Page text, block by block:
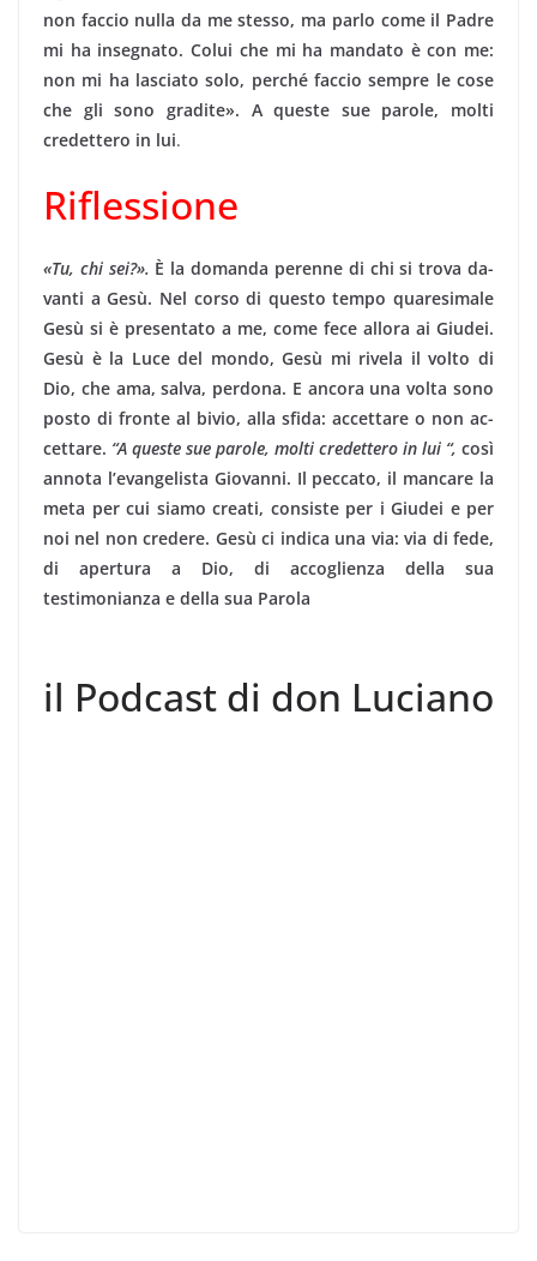
non faccio nulla da me stesso, ma parlo come il Padre
mi ha insegnato. Colui che mi ha mandato è con me:
non mi ha lasciato solo, perché faccio sempre le cose
che gli sono gradite». A queste sue parole, molti
credettero in lui.
Riflessione
«Tu, chi sei?». È la domanda perenne di chi si trova da­
vanti a Gesù. Nel corso di questo tempo quaresimale
Gesù si è presentato a me, come fece allora ai Giudei.
Gesù è la Luce del mondo, Gesù mi rivela il volto di
Dio, che ama, salva, perdona. E ancora una volta sono
posto di fronte al bivio, alla sfida: accettare o non ac­
cettare. “A queste sue parole, molti credettero in lui “, così
annota l’evangelista Giovanni. Il peccato, il man­care la
meta per cui siamo creati, consiste per i Giudei e per
noi nel non credere. Gesù ci indica una via: via di fede,
di apertura a Dio, di accoglienza della sua
testimonianza e della sua Parola
il Podcast di don Luciano